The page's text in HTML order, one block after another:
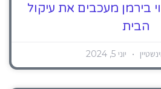
בירמן מעכבים את עיקול
הבית
יוני 5, 2024